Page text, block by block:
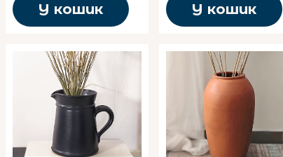
У кошик У кошик